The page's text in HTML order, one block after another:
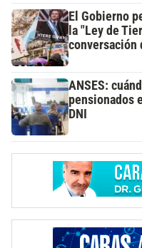
El Gobierno
la "Ley de
conversación
ANSES:
pensionados
DNI